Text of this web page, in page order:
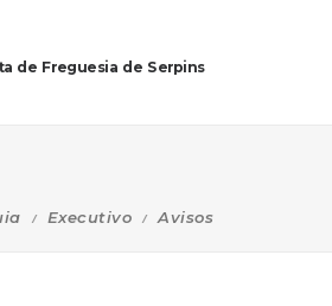
de Freguesia de Serpins
Executivo Avisos